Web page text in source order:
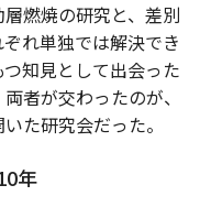
燃焼の研究と、差別
れ単独では解決でき
知見として出会った
者が交わったのが、
た研究会だった。
年